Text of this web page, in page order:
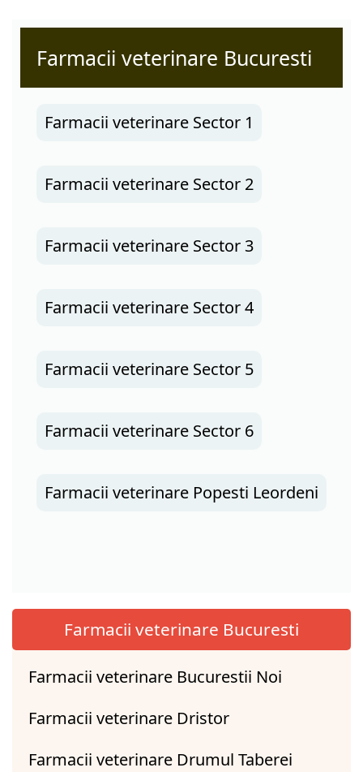
Farmacii veterinare Bucuresti
Farmacii veterinare Sector 1
Farmacii veterinare Sector 2
Farmacii veterinare Sector 3
Farmacii veterinare Sector 4
Farmacii veterinare Sector 5
Farmacii veterinare Sector 6
Farmacii veterinare Popesti Leordeni
Farmacii veterinare Bucuresti
Farmacii veterinare Bucurestii Noi
Farmacii veterinare Dristor
Farmacii veterinare Drumul Taberei